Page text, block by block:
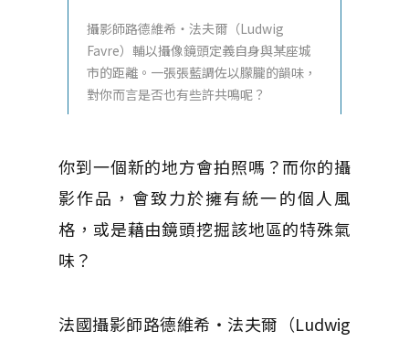
攝影師路德維希・法夫爾（Ludwig
Favre）輔以攝像鏡頭定義自身與某座城
市的距離。一張張藍調佐以朦朧的韻味，
對你而言是否也有些許共鳴呢？
你到一個新的地方會拍照嗎？而你的攝
影作品，會致力於擁有統一的個人風
格，或是藉由鏡頭挖掘該地區的特殊氣
味？
法國攝影師路德維希・法夫爾（Ludwig